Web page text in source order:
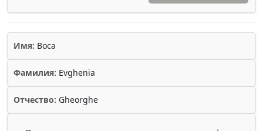
Имя: Boca
Фамилия: Evghenia
Отчество: Gheorghe